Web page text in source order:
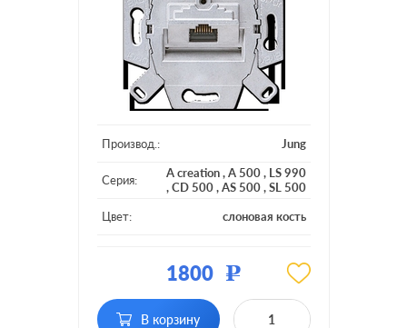
Производ.: Jung
Серия: A creation,A 500, LS 990
,CD 500,AS 500,SL 500
Цвет:
слоновая кость
разъема:
1800Р
В корзину